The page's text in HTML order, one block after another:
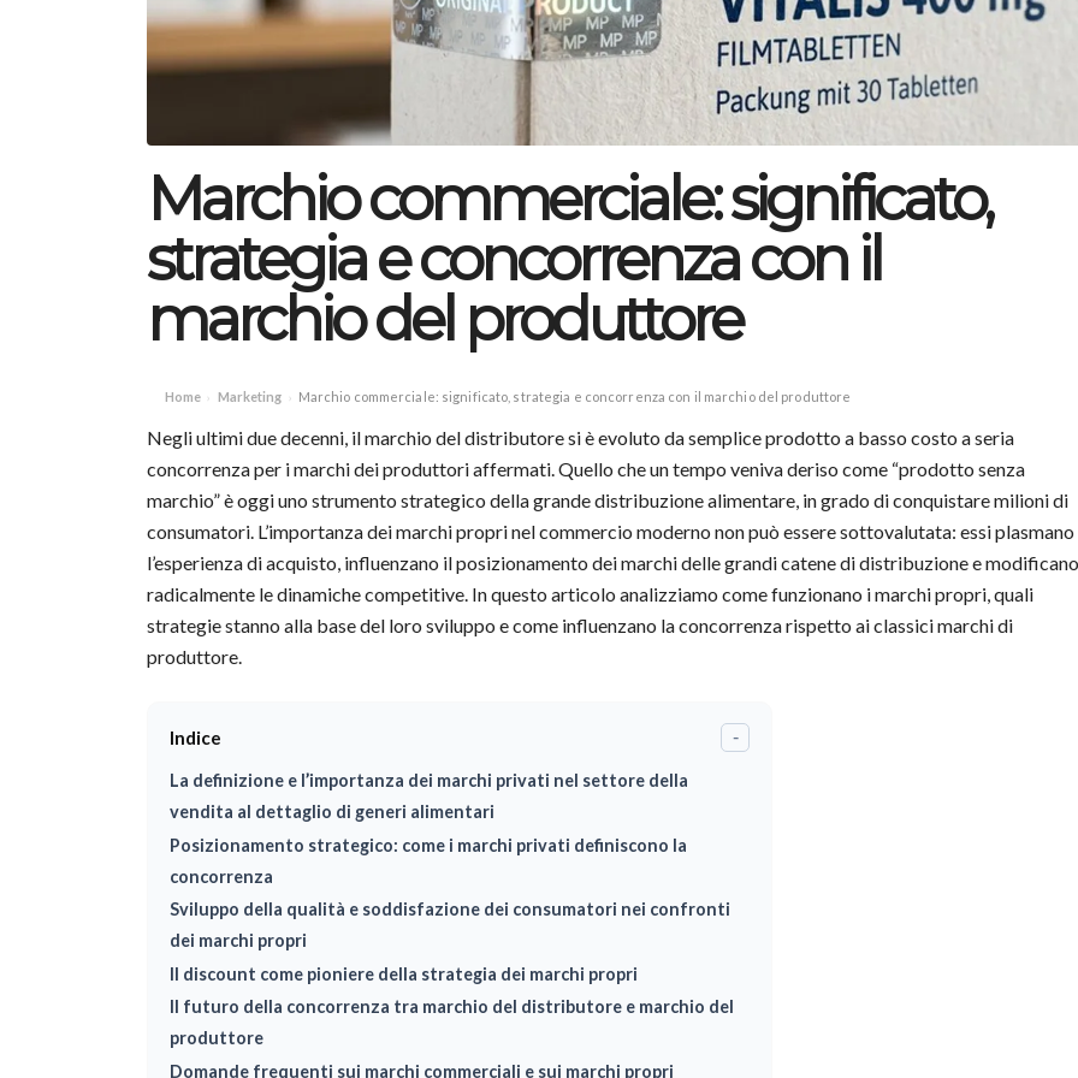
Marchio commerciale: significato,
strategia e concorrenza con il
marchio del produttore
Home › Marketing › Marchio commerciale: significato, strategia e concorrenza con il marchio del produttore
Negli ultimi due decenni, il marchio del distributore si è evoluto da semplice prodotto a basso costo a seria
concorrenza per i marchi dei produttori affermati. Quello che un tempo veniva deriso come “prodotto senza
marchio” è oggi uno strumento strategico della grande distribuzione alimentare, in grado di conquistare milioni di
consumatori. L’importanza dei marchi propri nel commercio moderno non può essere sottovalutata: essi plasmano
l’esperienza di acquisto, influenzano il posizionamento dei marchi delle grandi catene di distribuzione e modificano
radicalmente le dinamiche competitive. In questo articolo analizziamo come funzionano i marchi propri, quali
strategie stanno alla base del loro sviluppo e come influenzano la concorrenza rispetto ai classici marchi di
produttore.
Indice -
La definizione e l’importanza dei marchi privati nel settore della
vendita al dettaglio di generi alimentari
Posizionamento strategico: come i marchi privati definiscono la
concorrenza
Sviluppo della qualità e soddisfazione dei consumatori nei confronti
dei marchi propri
Il discount come pioniere della strategia dei marchi propri
Il futuro della concorrenza tra marchio del distributore e marchio del
produttore
Domande frequenti sui marchi commerciali e sui marchi propri